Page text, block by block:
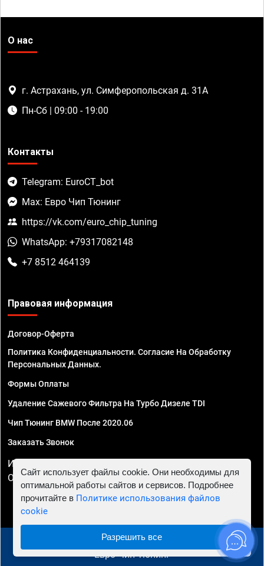
О нас
г. Астрахань, ул. Симферопольская д. 31А
Пн-Сб | 09:00 - 19:00
Контакты
Telegram: EuroCT_bot
Max: Евро Чип Тюнинг
https://vk.com/euro_chip_tuning
WhatsApp: +79317082148
+7 8512 464139
Правовая информация
Договор-Оферта
Политика Конфиденциальности. Согласие На Обработку
Персональных Данных.
Формы Оплаты
Удаление Сажевого Фильтра На Турбо Дизеле TDI
Чип Тюнинг BMW После 2020.06
Заказать Звонок
ИП Смирнов Георгий Павлович. ИНН 781302555843,
ОГРНИП 324470400032610
© 2010 - 2026 Чип тюнинг в Астрахани - Автосервис
"Евро Чип Тюнинг"
Сайт использует файлы cookie. Они необходимы для
оптимальной работы сайтов и сервисов. Подробнее
прочитайте в Политике использования файлов
cookie
Разрешить все